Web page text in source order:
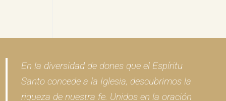
En la diversidad de dones que el Espíritu
Santo concede a la Iglesia, descubrimos la
riqueza de nuestra fe. Unidos en la oración